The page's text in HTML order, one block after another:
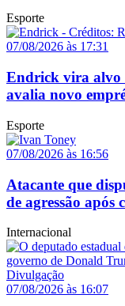
Esporte
07/08/2026 às 17:31
Endrick vira alvo
avalia novo
Esporte
07/08/2026 às 16:56
Atacante que
de agressão após
Internacional
07/08/2026 às 16:07